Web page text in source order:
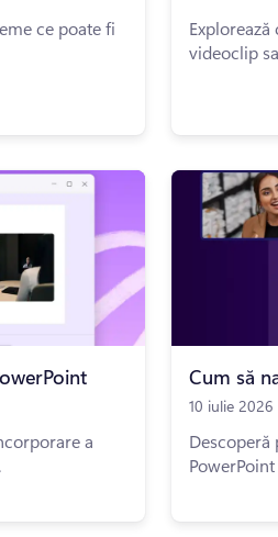
ce poate fi
videoclip
a
Cum să
10 iulie 2026
Descoperă